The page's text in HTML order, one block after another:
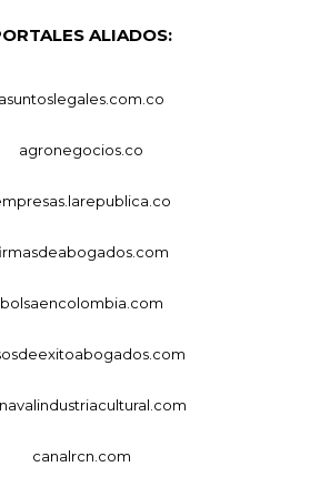
ALIADOS:
asuntoslegales.com.co
agronegocios.co
bolsaencolombia.com
canalrcn.com